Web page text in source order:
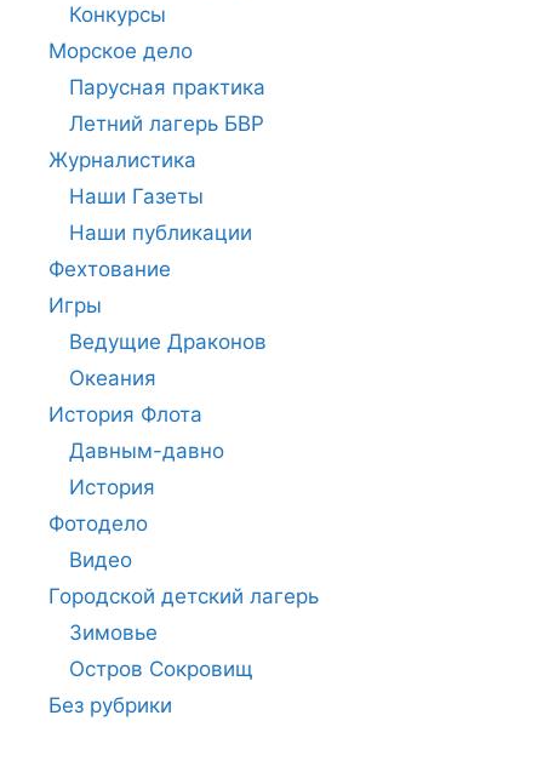
Конкурсы
Морское дело
Парусная практика
Летний лагерь БВР
Журналистика
Наши Газеты
Наши публикации
Фехтование
Игры
Ведущие Драконов
Океания
История Флота
Давным-давно
История
Фотодело
Видео
Городской детский лагерь
Зимовье
Остров Сокровищ
Без рубрики